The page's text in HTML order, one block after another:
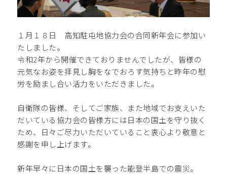
１月１８日 高知駐屯地協力会の合同新年会に参加い
たしました。
令和2年から開催できておりませんでしたが、皆様の
元気なお姿を拝見し胸をなでおろす気持ちと昨年の慰
労を励まし合い活力をいただきました。
自衛隊の皆様、そしてご家族、また地域でお支えいた
だいている協力会の皆様方には日本の国土を守り抜く
ため、日々ご尽力いただいていること衷心より敬意と
感謝を申し上げます。
新年早々に日本の国土を襲った能登半島での震災。